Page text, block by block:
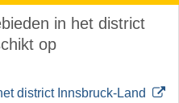
in het district
op
district Innsbruck-Land